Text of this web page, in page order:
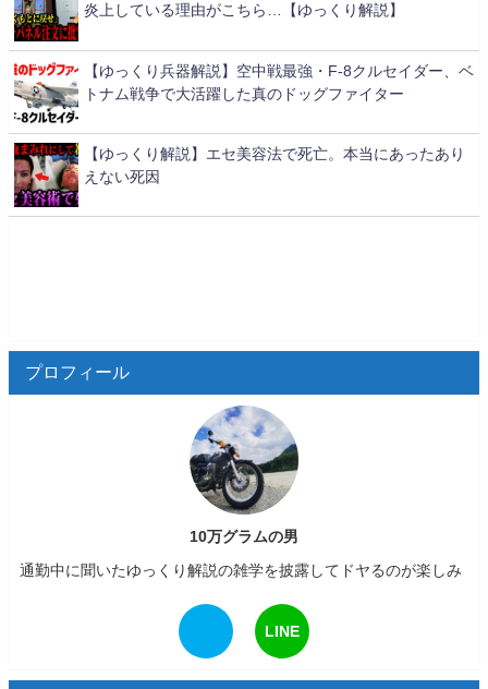
炎上している理由がこちら…【ゆっくり解説】
【ゆっくり兵器解説】空中戦最強・F-8クルセイダー、ベ
トナム戦争で大活躍した真のドッグファイター
【ゆっくり解説】エセ美容法で死亡。本当にあったあり
えない死因
プロフィール
10万グラムの男
通勤中に聞いたゆっくり解説の雑学を披露してドヤるのが楽しみ
LINE